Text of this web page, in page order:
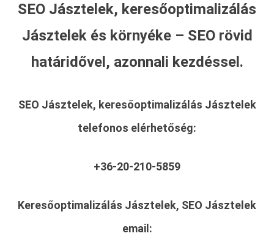
SEO Jásztelek, keresőoptimalizálás
Jásztelek és környéke – SEO rövid
határidővel, azonnali kezdéssel.
SEO Jásztelek, keresőoptimalizálás Jásztelek
telefonos elérhetőség:
+36-20-210-5859
Keresőoptimalizálás Jásztelek, SEO Jásztelek
email: